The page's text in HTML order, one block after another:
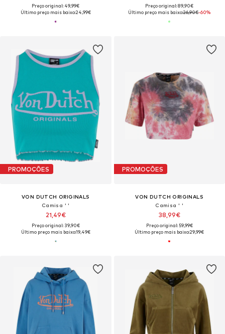
Preço original: 49,99€
Último preço mais baixo:24,99€
Preço original: 89,90€
Último preço mais baixo:26,90€-60%
PROMOÇÕES
VON DUTCH ORIGINALS
Camisa ' '
21,49€
Preço original: 39,90€
Último preço mais baixo:19,49€
PROMOÇÕES
VON DUTCH ORIGINALS
Camisa ' '
38,99€
Preço original: 59,99€
Último preço mais baixo:29,99€